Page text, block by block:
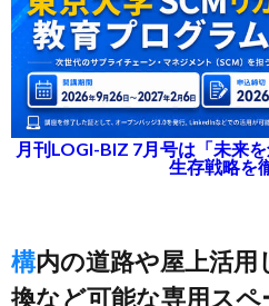
月刊LOGI-BIZ 7月号は「未来
生存戦略を
構内の道路や屋上活用し実証実験、情報交
換など可能な専用スペ